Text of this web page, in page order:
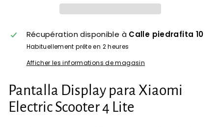
Récupération disponible à Calle piedrafita 10
Habituellement prête en 2 heures
Afficher les informations de magasin
Pantalla Display para Xiaomi
Electric Scooter 4 Lite